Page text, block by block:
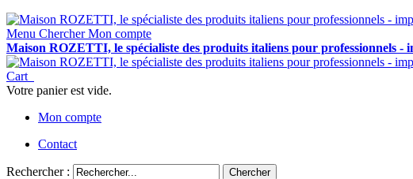
Menu Chercher Mon compte
Maison ROZETTI, le spécialiste des produits italiens pour professionnels -
Cart
Votre panier est vide.
Mon compte
Contact
Rechercher : Chercher